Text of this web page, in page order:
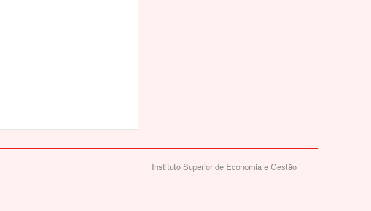
Instituto Superior de Economia e Gestão